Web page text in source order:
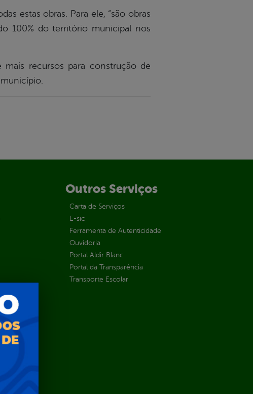
estas obras. Para ele, “são obras
100% do território municipal nos
mais recursos para construção de
Outros Serviços
Carta de Serviços
E-sic
Ferramenta de Autenticidade
Ouvidoria
Portal Aldir Blanc
Portal da Transparência
Transporte Escolar